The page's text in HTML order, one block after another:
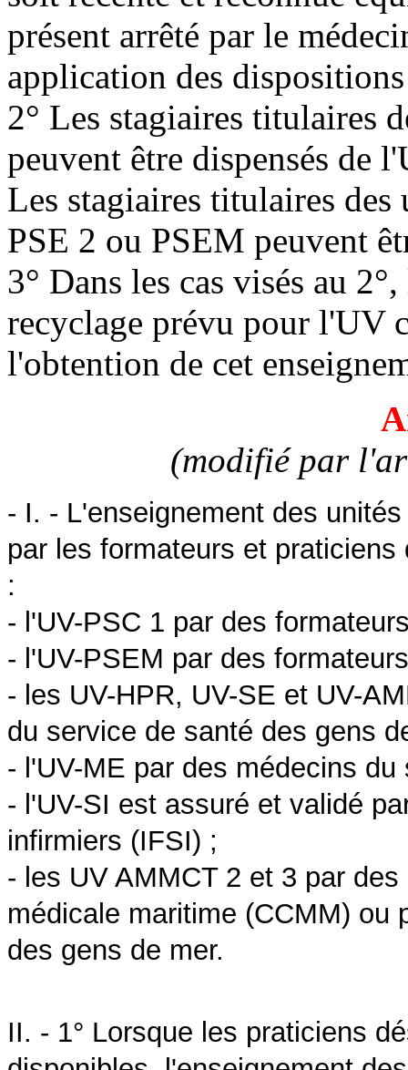
présent arrêté par le
application des
2° Les stagiaires titulaires
peuvent être dispensés de
Les stagiaires titulaires des
PSE 2 ou PSEM peuvent
3° Dans les cas visés au
recyclage prévu pour l'UV
l'obtention de cet
(modifié par
- I. - L'enseignement des
par les formateurs et
:
- l'UV-PSC 1 par des
- l'UV-PSEM par des
- les UV-HPR, UV-SE et UV-
du service de santé des gens
- l'UV-ME par des médecins
- l'UV-SI est assuré et validé
infirmiers (IFSI) ;
- les UV AMMCT 2 et 3 par
médicale maritime (CCMM) ou
des gens de mer.
II. - 1° Lorsque les praticiens